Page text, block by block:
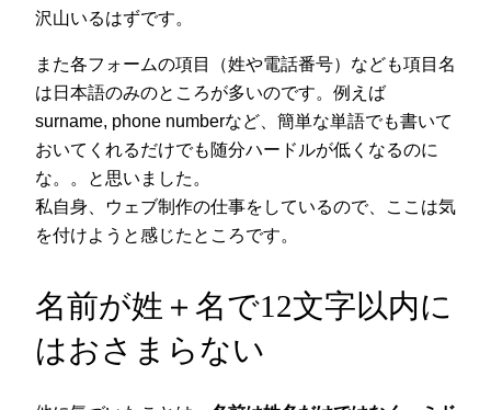
沢山いるはずです。
また各フォームの項目（姓や電話番号）なども項目名
は日本語のみのところが多いのです。例えば
surname, phone numberなど、簡単な単語でも書いて
おいてくれるだけでも随分ハードルが低くなるのに
な。。と思いました。
私自身、ウェブ制作の仕事をしているので、ここは気
を付けようと感じたところです。
名前が姓＋名で12文字以内に
はおさまらない